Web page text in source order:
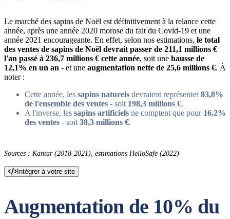
Le marché des sapins de Noël est définitivement à la relance cette
année, après une année 2020 morose du fait du Covid-19 et une
année 2021 encourageante. En effet, selon nos estimations, le total
des ventes de sapins de Noël devrait passer de 211,1 millions €
l'an passé à 236,7 millions € cette année, soit une hausse de
12,1% en un an - et une augmentation nette de 25,6 millions €. À
noter :
Cette année, les sapins naturels devraient représenter83,8%
de l'ensemble des ventes - soit 198,3 millions €.
A l'inverse, les sapins artificiels ne comptent que pour 16,2%
des ventes - soit 38,3 millions €.
Sources : Kantar (2018-2021), estimations HelloSafe (2022)
Intégrer à votre site
Augmentation de 10% du